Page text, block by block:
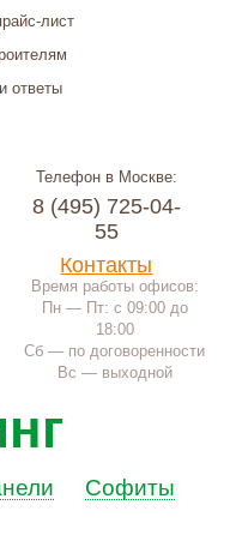
лист
ответы
Телефон в Москве:
8 (495) 725-04-
55
Контакты
Время работы офисов:
Пн — Пт: с 09:00 до
18:00
Сб — по договоренности
Вс — выходной
Софиты